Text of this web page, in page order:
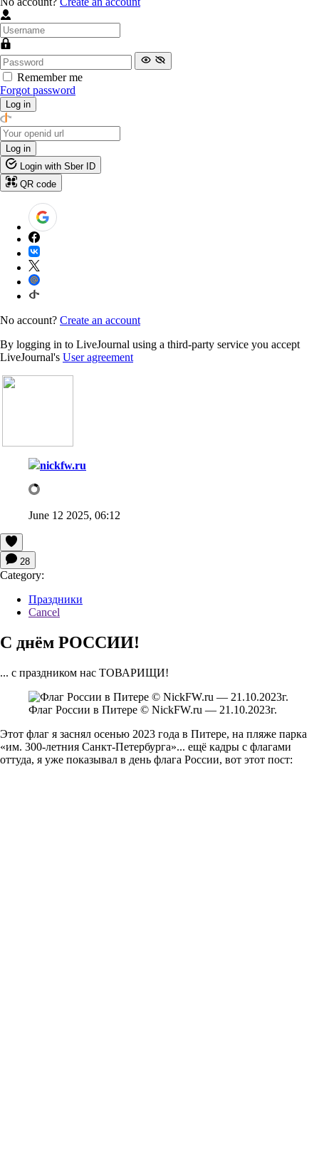
Remember me
Forgot password
Log in
Log in
Login with Sber ID
QR code
No account? Create an account
By logging in to LiveJournal using a third-party service you accept
LiveJournal's User agreement
nickfw.ru
June 12 2025, 06:12
28
Category:
Праздники
Cancel
С днём РОССИИ!
... с праздником нас ТОВАРИЩИ!
Флаг России в Питере © NickFW.ru — 21.10.2023г.
Этот флаг я заснял осенью 2023 года в Питере, на пляже парка
«им. 300-летния Санкт-Петербурга»... ещё кадры с флагами
оттуда, я уже показывал в день флага России, вот этот пост: